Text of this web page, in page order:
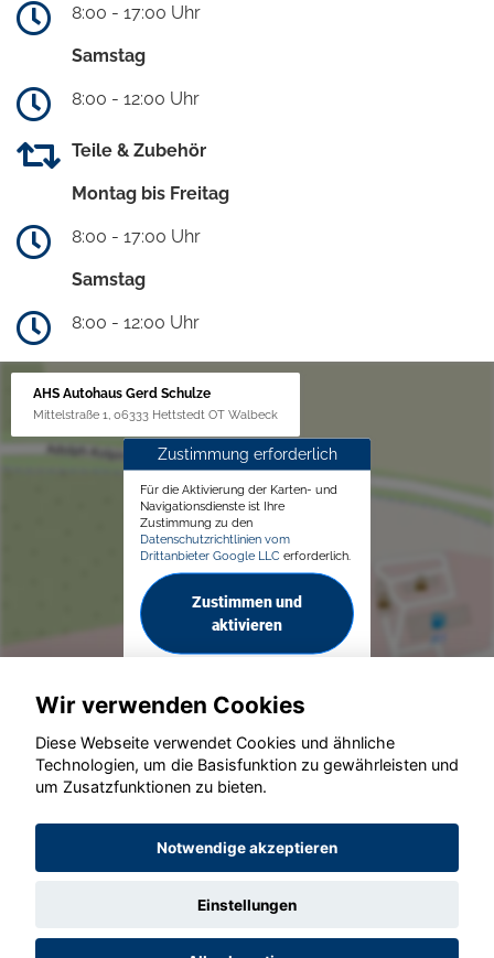
8:00 - 17:00 Uhr
Samstag
8:00 - 12:00 Uhr
Teile & Zubehör
Montag bis Freitag
8:00 - 17:00 Uhr
Samstag
8:00 - 12:00 Uhr
AHS Autohaus Gerd Schulze
Mittelstraße 1, 06333 Hettstedt OT Walbeck
Zustimmung erforderlich
Für die Aktivierung der Karten- und
Navigationsdienste ist Ihre
Zustimmung zu den
Datenschutzrichtlinien vom
Drittanbieter Google LLC erforderlich.
Zustimmen und
aktivieren
© konjunkturmotor.de GmbH 2020 - 2026
Wir verwenden Cookies
Diese Webseite verwendet Cookies und ähnliche
Technologien, um die Basisfunktion zu gewährleisten und
um Zusatzfunktionen zu bieten.
Notwendige akzeptieren
Einstellungen